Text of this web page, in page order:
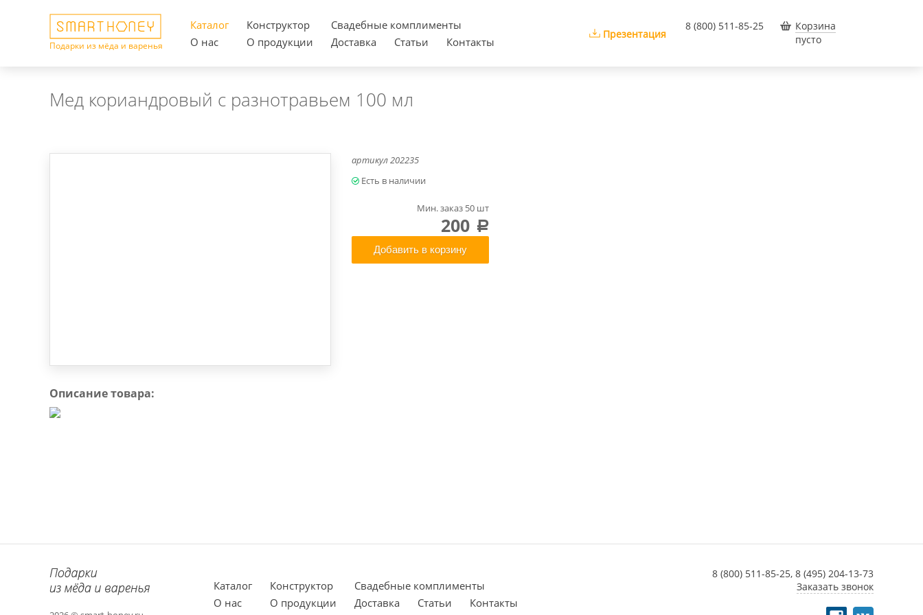
Подарки из мёда и варенья
Каталог Конструктор
Cвадебные комплименты
О нас
О продукции Доставка Статьи Контакты
Презентация
8 (800) 511-85-25
Корзина
пусто
Мед кориандровый с разнотравьем 100 мл
артикул202235
Мин. заказ 50 шт
200 a
Добавить в корзину
Описание товара:
Каталог Конструктор
Cвадебные комплименты
О нас
О продукции Доставка Статьи Контакты
8 (800) 511-85-25, 8 (495) 204-13-73
Заказать звонок